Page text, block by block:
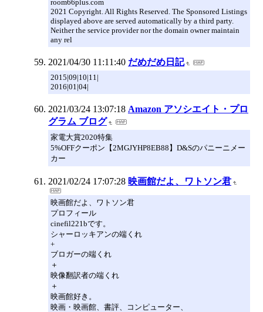
room66plus.com
2021 Copyright. All Rights Reserved. The Sponsored Listings
displayed above are served automatically by a third party.
Neither the service provider nor the domain owner maintain
any rel
2021/04/30 11:11:40 だめだめ日記
2015|09|10|11|
2016|01|04|
2021/03/24 13:07:18 Amazon アソシエイト・プロ
グラム ブログ
家電大賞2020特集
5%OFFクーポン【2MGJYHP8EB88】D&Sのパニーニメー
カー
2021/02/24 17:07:28 映画館だよ、ワトソン君
映画館だよ、ワトソン君
プロフィール
cinefil221bです。
シャーロッキアンの端くれ
+
ブロガーの端くれ
＋
映像翻訳者の端くれ
＋
映画館好き。
映画・映画館、書評、コンピューター、